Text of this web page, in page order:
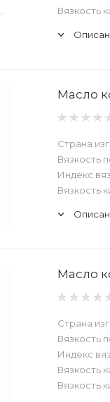
Вязкость
Масло
Страна
Вязкость
Индекс
Вязкость
Масло
Страна
Вязкость
Индекс
Вязкость
Вязкость